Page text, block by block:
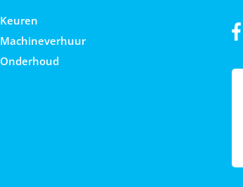
Keuren
Machineverhuur
Onderhoud